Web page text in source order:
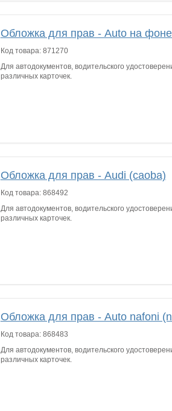
Обложка для прав - Auto на
Код товара: 871270
Для автодокументов, водительского
различных карточек.
Обложка для прав - Audi (caoba)
Код товара: 868492
Для автодокументов, водительского
различных карточек.
Обложка для прав - Auto nafoni
Код товара: 868483
Для автодокументов, водительского
различных карточек.